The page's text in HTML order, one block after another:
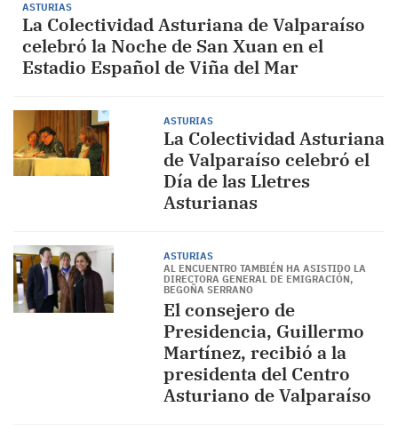
ASTURIAS
La Colectividad Asturiana de Valparaíso
celebró la Noche de San Xuan en el
Estadio Español de Viña del Mar
ASTURIAS
La Colectividad Asturiana
de Valparaíso celebró el
Día de las Lletres
Asturianas
ASTURIAS
AL ENCUENTRO TAMBIÉN HA ASISTIDO LA
DIRECTORA GENERAL DE EMIGRACIÓN,
BEGOÑA SERRANO
El consejero de
Presidencia, Guillermo
Martínez, recibió a la
presidenta del Centro
Asturiano de Valparaíso